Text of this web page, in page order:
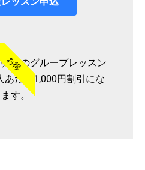
お得
社のグループレッスン
あたり1,000円割引にな
ます。